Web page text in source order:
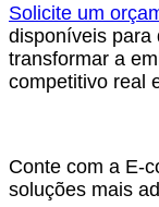
Solicite um
disponíveis para
transformar a
competitivo real
Conte com a E-
soluções mais